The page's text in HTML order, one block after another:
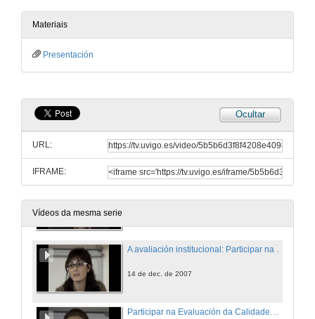
Materiais
Presentación
Ocultar
URL:
IFRAME:
Vídeos da mesma serie
13 de dec. de 2007
A avaliación da Calidade no marco do EEES. O importante papel do alumno
14 de dec. de 2007
Participar na Evaluación da Calidade. A experiencia dun alumno